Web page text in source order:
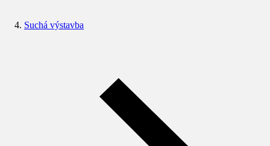
Suchá výstavba